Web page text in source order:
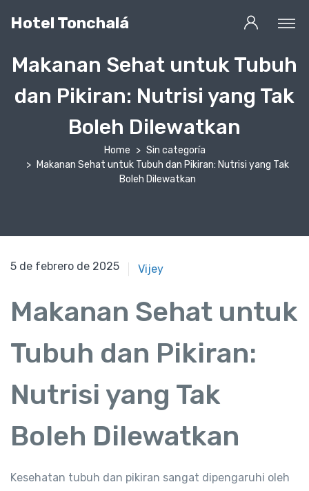
Hotel Tonchalá
Makanan Sehat untuk Tubuh
dan Pikiran: Nutrisi yang Tak
Boleh Dilewatkan
Home
Sin categoría
Makanan Sehat untuk Tubuh dan Pikiran: Nutrisi yang Tak
Boleh Dilewatkan
5 de febrero de 2025
5 de febrero de 2025 Vijey
Makanan Sehat untuk
Tubuh dan Pikiran:
Nutrisi yang Tak
Boleh Dilewatkan
Kesehatan tubuh dan pikiran sangat dipengaruhi oleh